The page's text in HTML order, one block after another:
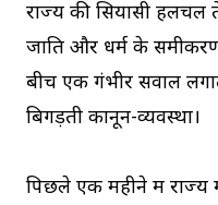
राज्य की सियासी हलचल
जाति और धर्म के
बीच एक गंभीर सवाल
बिगड़ती कानून-व्यवस्था।
पिछले एक महीने में